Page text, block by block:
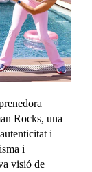
Rocks, una
i
i
visió de